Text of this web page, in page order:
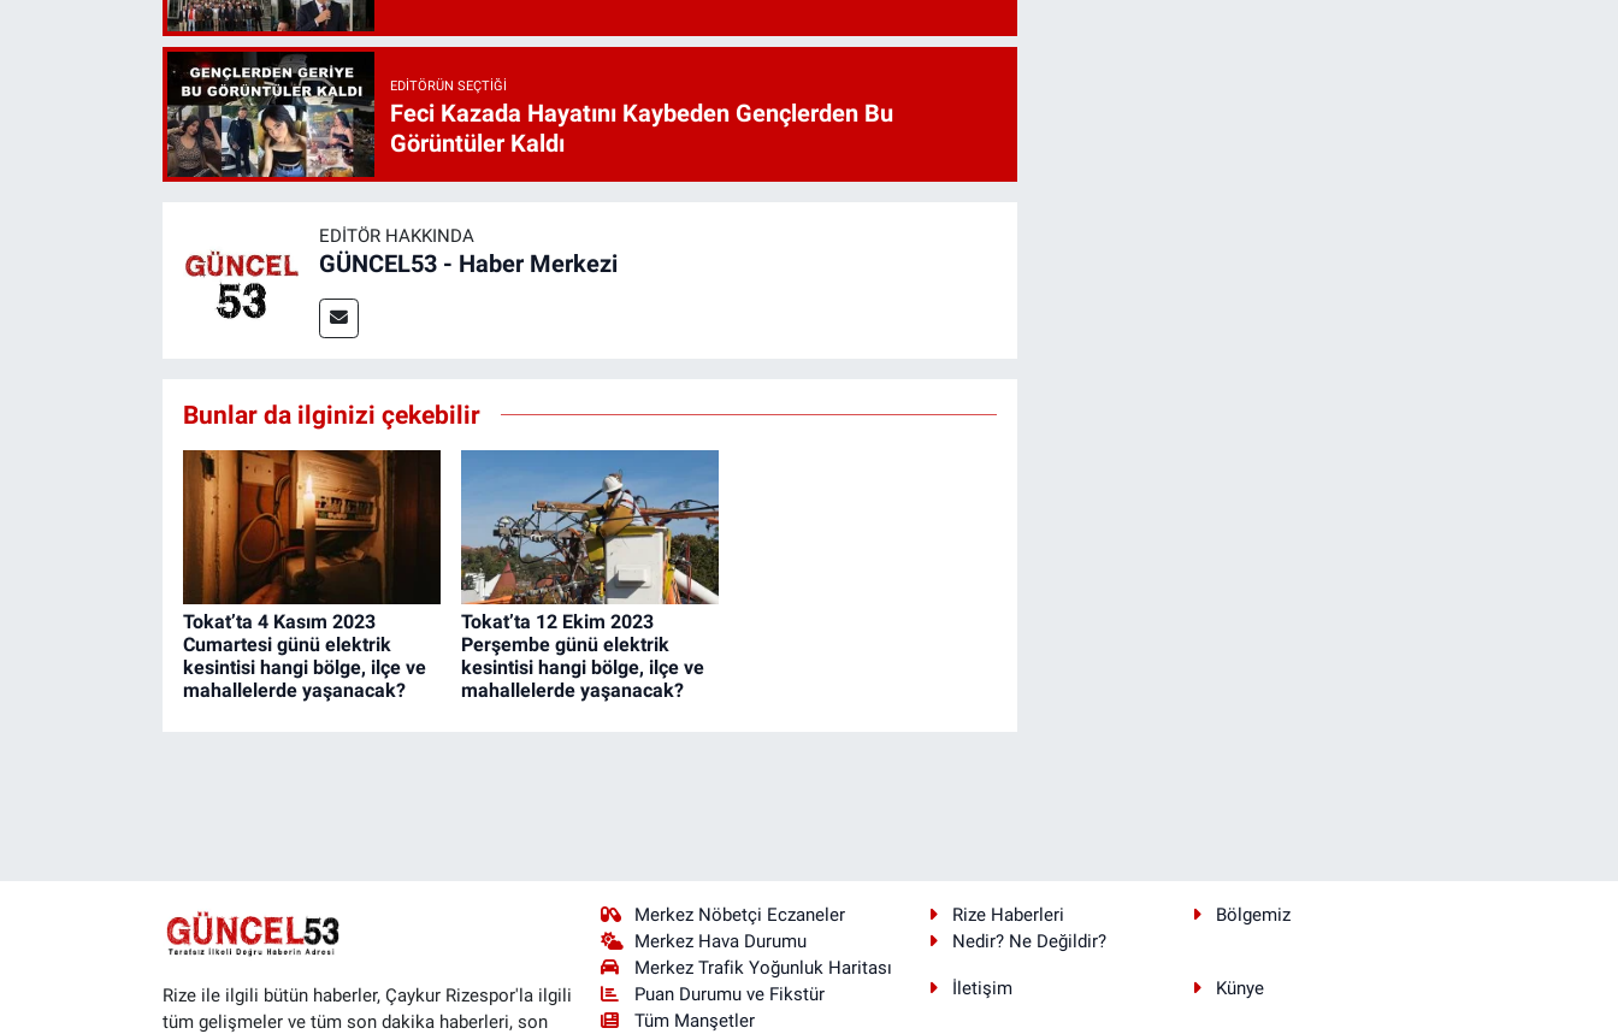
EDITÖRÜN SEÇTIĞI
Feci Kazada Hayatını Kaybeden Gençlerden Bu
Görüntüler Kaldı
EDITÖR HAKKINDA
GÜNCEL53 - Haber Merkezi
Bunlar da ilginizi çekebilir
Tokat’ta 4 Kasım 2023
Cumartesi günü elektrik
kesintisi hangi bölge, ilçe ve
mahallelerde yaşanacak?
Tokat’ta 12 Ekim 2023
Perşembe günü elektrik
kesintisi hangi bölge, ilçe ve
mahallelerde yaşanacak?
Rize ile ilgili bütün haberler, Çaykur Rizespor'la ilgili
tüm gelişmeler ve tüm son dakika haberleri, son
Merkez Nöbetçi Eczaneler
Merkez Hava Durumu
Merkez Trafik Yoğunluk Haritası
Puan Durumu ve Fikstür
Tüm Manşetler
Rize Haberleri
Bölgemiz
Nedir? Ne Değildir?
İletişim Künye